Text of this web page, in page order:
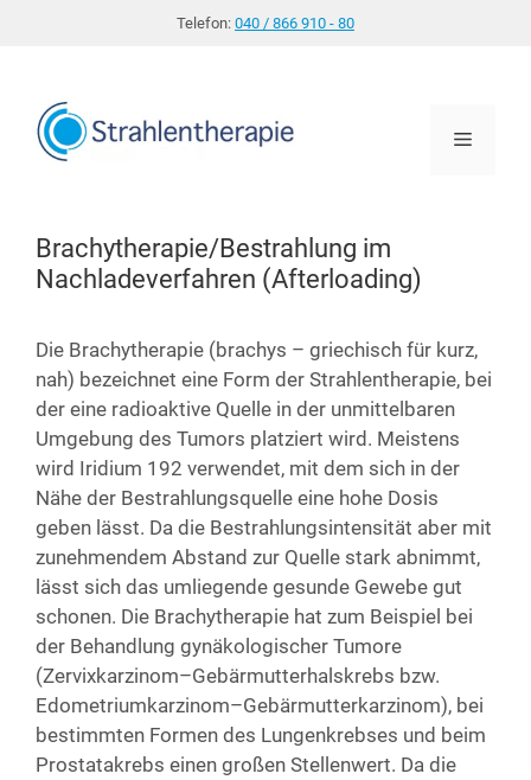
Telefon: 040 / 866 910 - 80
Menü
Brachytherapie/Bestrahlung im
Nachladeverfahren (Afterloading)
Die Brachy­the­ra­pie (brachys – grie­chisch für kurz,
nah) bezeich­net eine Form der Strah­len­the­ra­pie, bei
der eine radio­ak­ti­ve Quel­le in der unmit­tel­ba­ren
Umge­bung des Tumors plat­ziert wird. Meis­tens
wird Iri­di­um 192 ver­wen­det, mit dem sich in der
Nähe der Bestrah­lungs­quel­le eine hohe Dosis
geben lässt. Da die Bestrah­lungs­in­ten­si­tät aber mit
zuneh­men­dem Abstand zur Quel­le stark abnimmt,
lässt sich das umlie­gen­de gesun­de Gewe­be gut
scho­nen. Die Brachy­the­ra­pie hat zum Bei­spiel bei
der Behand­lung gynä­ko­lo­gi­scher Tumo­re
(Zervixkarzinom–Gebärmutterhalskrebs bzw.
Edometriumkarzinom–Gebärmutterkarzinom), bei
bestimm­ten For­men des Lun­gen­kreb­ses und beim
Pro­sta­ta­krebs einen gro­ßen Stel­len­wert. Da die